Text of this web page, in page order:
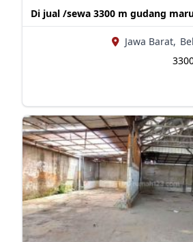
Di jual /sewa 3300 m gudang
Jawa Barat,